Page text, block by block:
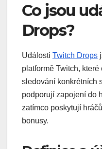
Co jsou
Drops?
Události Twitch Drops
platformě Twitch,
sledování konkrétních
podporují zapojení do
zatímco poskytují
bonusy.